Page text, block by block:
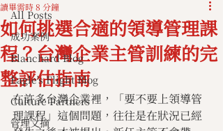
All Posts
成功案例
Blanchard Blog
Eagle's Flight Blog
Culture Partners
管理文摘
如何挑選合適的領導管理課
程？台灣企業主管訓練的完
整評估指南
讀畢需時 8 分鐘
在許多台灣企業裡，「要不要上領導管
理課程」這個問題，往往是在狀況已經